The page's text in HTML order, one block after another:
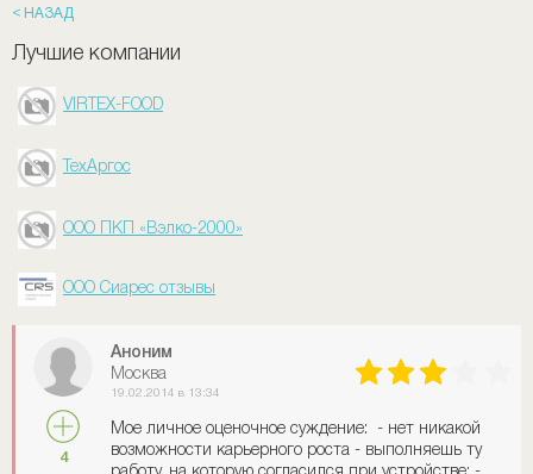
НАЗАД
Лучшие компании
VIRTEX-FOOD
ТехАргос
ООО ПКП «Вэлко-2000»
ООО Сиарес отзывы
4
Аноним
Москва
19.02.2014 в 13:34
Мое личное оценочное суждение: - нет никакой
возможности карьерного роста - выполняешь ту